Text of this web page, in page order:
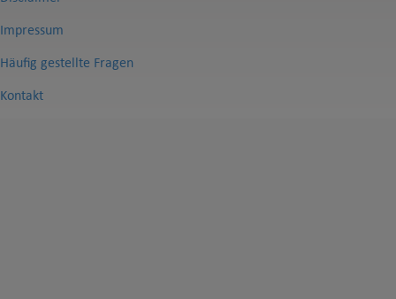
Impressum
Häufig gestellte Fragen
Kontakt